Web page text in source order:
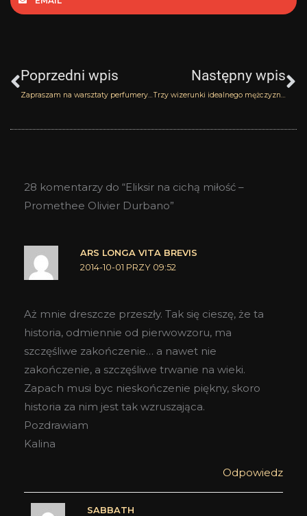
Poprzedni wpis
Zapraszam na warsztaty perfumeryjne do Krakowa
Następny wpis
Trzy wizerunki idealnego mężczyzny według Bvlgari
28 komentarzy do “Eliksir na cichą miłość –
Promethee Olivier Durbano”
ARS LONGA VITA BREVIS
2014-10-01 PRZY 09:52
Aż mnie dreszcze przeszły. Tak się cieszę, że ta
historia, odmiennie od pierwowzoru, ma
szczęśliwe zakończenie… a nawet nie
zakończenie, a szczęśliwe trwanie na wieki.
Zapach musi byc nieskończenie piękny, skoro
historia za nim jest tak wzruszająca.
Pozdrawiam
Kalina
Odpowiedz
SABBATH